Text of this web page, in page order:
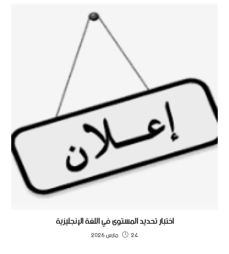
اختبار تحديد المستوى في اللغة الإنجليزية
24 مارس 2026